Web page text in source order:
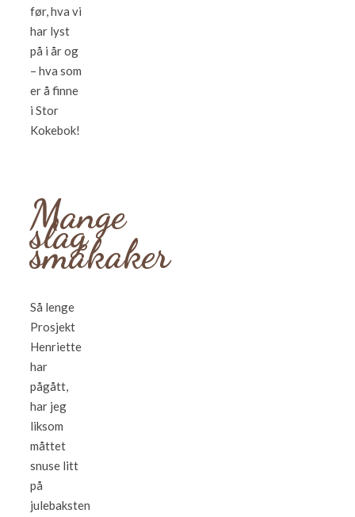
før, hva vi
har lyst
på i år og
– hva som
er å finne
i Stor
Kokebok!
Mange
slag
småkaker
Så lenge
Prosjekt
Henriette
har
pågått,
har jeg
liksom
måttet
snuse litt
på
julebaksten